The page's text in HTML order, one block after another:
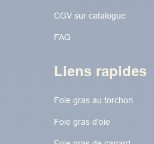
CGV sur catalogue
FAQ
Liens rapides
Foie gras au torchon​​​​
Foie gras d'oie